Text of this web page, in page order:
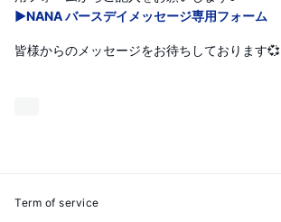
▶︎NANA バースデイメッセージ専用フォーム
皆様からのメッセージをお待ちしております💞
Term of service